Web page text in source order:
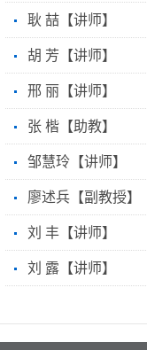
耿 喆【讲师】
胡 芳【讲师】
邢 丽【讲师】
张 楷【助教】
邹慧玲【讲师】
廖述兵【副教授】
刘 丰【讲师】
刘 露【讲师】